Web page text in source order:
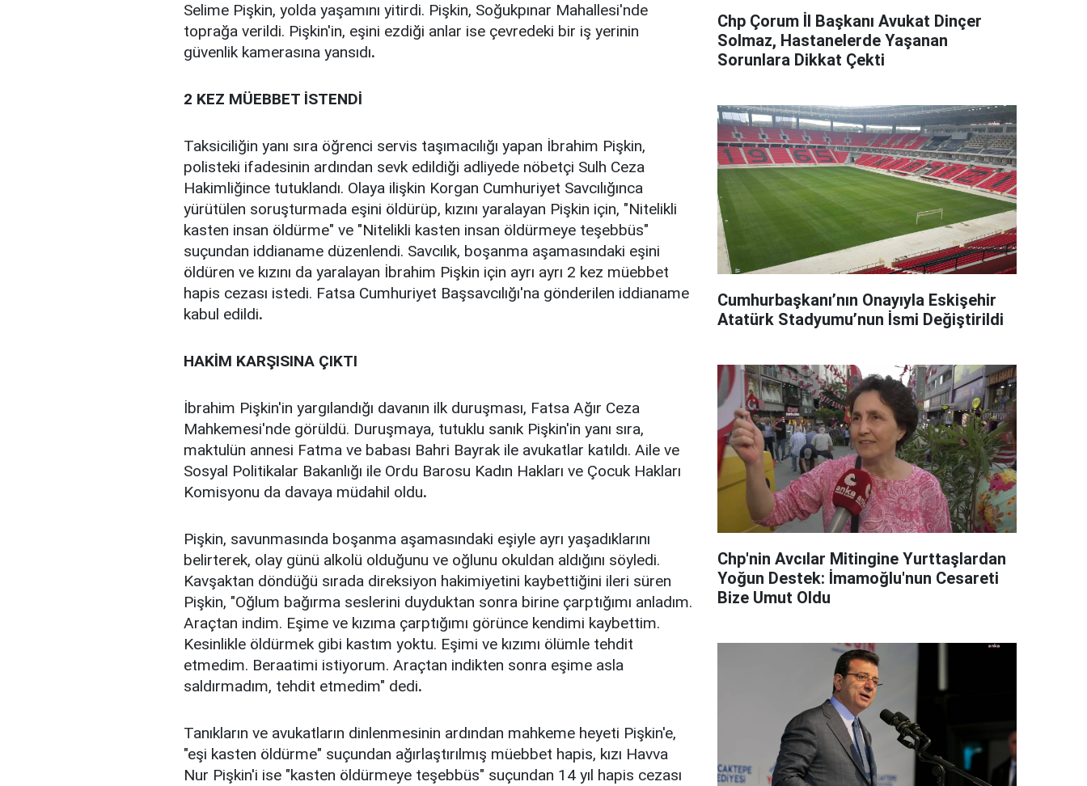
Selime Pişkin, yolda yaşamını yitirdi. Pişkin, Soğukpınar Mahallesi'nde
toprağa verildi. Pişkin'in, eşini ezdiği anlar ise çevredeki bir iş yerinin
güvenlik kamerasına yansıdı.
2 KEZ MÜEBBET İSTENDİ
Taksiciliğin yanı sıra öğrenci servis taşımacılığı yapan İbrahim Pişkin,
polisteki ifadesinin ardından sevk edildiği adliyede nöbetçi Sulh Ceza
Hakimliğince tutuklandı. Olaya ilişkin Korgan Cumhuriyet Savcılığınca
yürütülen soruşturmada eşini öldürüp, kızını yaralayan Pişkin için, "Nitelikli
kasten insan öldürme" ve "Nitelikli kasten insan öldürmeye teşebbüs"
suçundan iddianame düzenlendi. Savcılık, boşanma aşamasındaki eşini
öldüren ve kızını da yaralayan İbrahim Pişkin için ayrı ayrı 2 kez müebbet
hapis cezası istedi. Fatsa Cumhuriyet Başsavcılığı'na gönderilen iddianame
kabul edildi.
HAKİM KARŞISINA ÇIKTI
İbrahim Pişkin'in yargılandığı davanın ilk duruşması, Fatsa Ağır Ceza
Mahkemesi'nde görüldü. Duruşmaya, tutuklu sanık Pişkin'in yanı sıra,
maktulün annesi Fatma ve babası Bahri Bayrak ile avukatlar katıldı. Aile ve
Sosyal Politikalar Bakanlığı ile Ordu Barosu Kadın Hakları ve Çocuk Hakları
Komisyonu da davaya müdahil oldu.
Pişkin, savunmasında boşanma aşamasındaki eşiyle ayrı yaşadıklarını
belirterek, olay günü alkolü olduğunu ve oğlunu okuldan aldığını söyledi.
Kavşaktan döndüğü sırada direksiyon hakimiyetini kaybettiğini ileri süren
Pişkin, "Oğlum bağırma seslerini duyduktan sonra birine çarptığımı anladım.
Araçtan indim. Eşime ve kızıma çarptığımı görünce kendimi kaybettim.
Kesinlikle öldürmek gibi kastım yoktu. Eşimi ve kızımı ölümle tehdit
etmedim. Beraatimi istiyorum. Araçtan indikten sonra eşime asla
saldırmadım, tehdit etmedim" dedi.
Tanıkların ve avukatların dinlenmesinin ardından mahkeme heyeti Pişkin'e,
"eşi kasten öldürme" suçundan ağırlaştırılmış müebbet hapis, kızı Havva
Nur Pişkin'i ise "kasten öldürmeye teşebbüs" suçundan 14 yıl hapis cezası
Chp Çorum İl Başkanı Avukat Dinçer
Solmaz, Hastanelerde Yaşanan
Sorunlara Dikkat Çekti
Cumhurbaşkanı’nın Onayıyla Eskişehir
Atatürk Stadyumu’nun İsmi Değiştirildi
Chp'nin Avcılar Mitingine Yurttaşlardan
Yoğun Destek: İmamoğlu'nun Cesareti
Bize Umut Oldu